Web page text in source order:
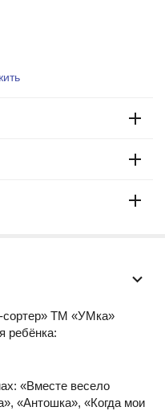
сортер» ТМ «УМка»
ребёнка:
«Вместе весело
«Антошка», «Когда мои